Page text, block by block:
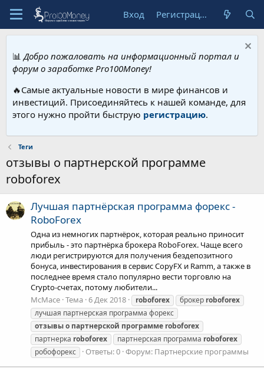
Вход Регистрация
📊 Добро пожаловать на информационный портал и
форум о заработке Pro100Money!
🔥Самые актуальные новости в мире финансов и
инвестиций. Присоединяйтесь к нашей команде, для
этого нужно пройти быструю регистрацию.
Теги
отзывы о партнерской программе
roboforex
Лучшая партнёрская программа форекс -
RoboForex
Одна из немногих партнёрок, которая реально приносит
прибыль - это партнёрка брокера RoboForex. Чаще всего
люди регистрируются для получения бездепозитного
бонуса, инвестирования в сервис CopyFX и Ramm, а также в
последнее время стало популярно вести торговлю на
Crypto-счетах, потому любители...
McMace Тема 6 Дек 2018 roboforex брокер roboforex
лучшая партнерская программа форекс
отзывыо партнерской программе roboforex
партнерка roboforex партнерская программа roboforex
робофорекс
Ответы: 0 Форум: Партнерские программы